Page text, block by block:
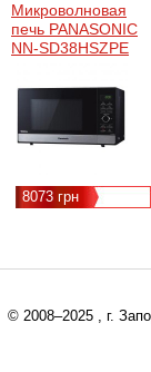
Микроволновая
печь PANASONIC
NN-SD38HSZPE
8073 грн
© 2008–2025 , г.